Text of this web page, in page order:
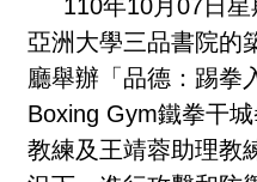
110年10月07日星
亞洲大學三品書院的
廳舉辦「 品德：踢拳
Boxing Gym­­­­­­鐵拳干
教練及王靖蓉助理教